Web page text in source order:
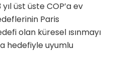
üst üste COP’a ev
Paris
olan küresel ısınmayı
hedefiyle uyumlu